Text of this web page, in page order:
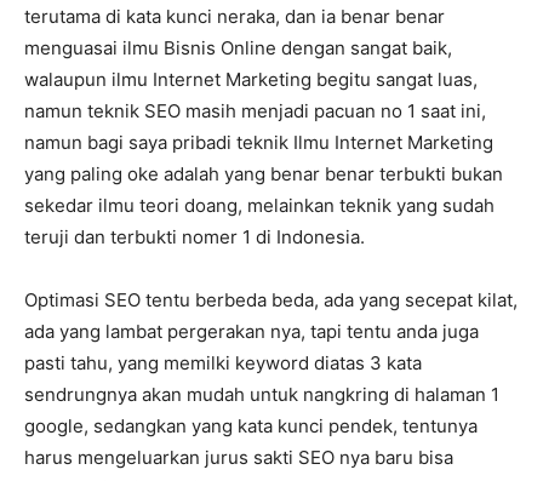
terutama di kata kunci neraka, dan ia benar benar
menguasai ilmu Bisnis Online dengan sangat baik,
walaupun ilmu Internet Marketing begitu sangat luas,
namun teknik SEO masih menjadi pacuan no 1 saat ini,
namun bagi saya pribadi teknik Ilmu Internet Marketing
yang paling oke adalah yang benar benar terbukti bukan
sekedar ilmu teori doang, melainkan teknik yang sudah
teruji dan terbukti nomer 1 di Indonesia.
Optimasi SEO tentu berbeda beda, ada yang secepat kilat,
ada yang lambat pergerakan nya, tapi tentu anda juga
pasti tahu, yang memilki keyword diatas 3 kata
sendrungnya akan mudah untuk nangkring di halaman 1
google, sedangkan yang kata kunci pendek, tentunya
harus mengeluarkan jurus sakti SEO nya baru bisa